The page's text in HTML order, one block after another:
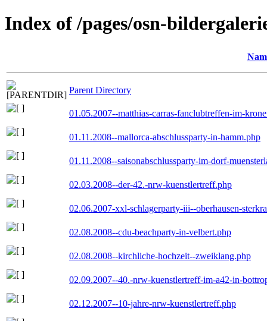
Index of /pages/osn-
Parent Directory
01.05.2007--matthias-carras-fanclubtreffen-im-
01.11.2008--mallorca-abschlussparty-in-hamm.php
01.11.2008--saisonabschlussparty-im-dorf-
02.03.2008--der-42.-nrw-kuenstlertreff.php
02.06.2007-xxl-schlagerparty-iii--oberhausen-
02.08.2008--cdu-beachparty-in-velbert.php
02.08.2008--kirchliche-hochzeit--zweiklang.php
02.09.2007--40.-nrw-kuenstlertreff-im-a42-in-
02.12.2007--10-jahre-nrw-kuenstlertreff.php